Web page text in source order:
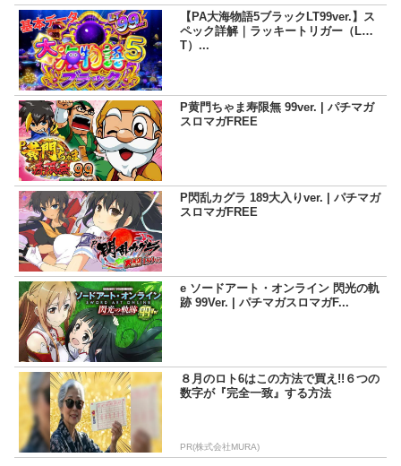
【PA大海物語5ブラックLT99ver.】ス
ペック詳解｜ラッキートリガー（L
T）...
P黄門ちゃま寿限無 99ver. | パチマガ
スロマガFREE
P閃乱カグラ 189大入りver. | パチマガ
スロマガFREE
e ソードアート・オンライン 閃光の軌
跡 99Ver. | パチマガスロマガF...
８月のロト6はこの方法で買え!!６つの
数字が『完全一致』する方法
PR(株式会社MURA)